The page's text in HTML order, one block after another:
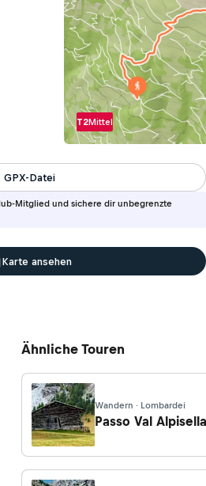
T2Mittel
Mitglied und sichere dir unbegrenzte
GPX-Datei
Karte ansehen
Ähnliche Touren
Wandern · Lombardei
Passo Val Alpisella